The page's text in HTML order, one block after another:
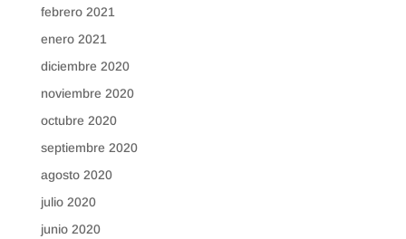
febrero 2021
enero 2021
diciembre 2020
noviembre 2020
octubre 2020
septiembre 2020
agosto 2020
julio 2020
junio 2020